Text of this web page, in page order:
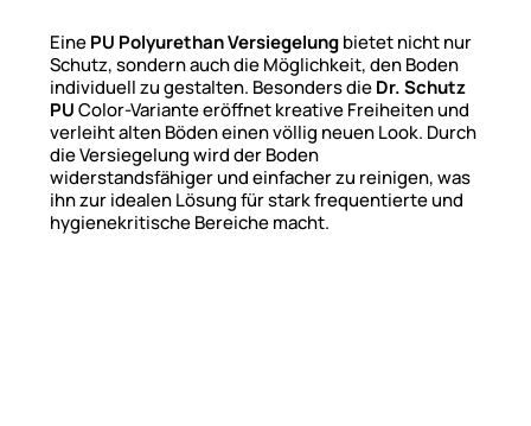
EinePU Polyurethan Versiegelungbietet nicht nur
Schutz, sondern auch die Möglichkeit, den Boden
individuell zu gestalten. Besonders dieDr. Schutz
PUColor-Variante eröffnet kreative Freiheiten und
verleiht alten Böden einen völlig neuen Look. Durch
die Versiegelung wird der Boden
widerstandsfähiger und einfacher zu reinigen, was
ihn zur idealen Lösung für stark frequentierte und
hygienekritische Bereiche macht.